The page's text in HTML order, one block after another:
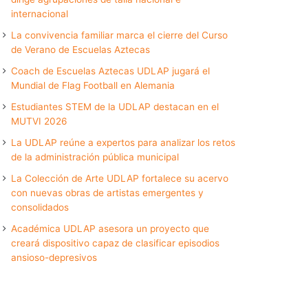
internacional
La convivencia familiar marca el cierre del Curso
de Verano de Escuelas Aztecas
Coach de Escuelas Aztecas UDLAP jugará el
Mundial de Flag Football en Alemania
Estudiantes STEM de la UDLAP destacan en el
MUTVI 2026
La UDLAP reúne a expertos para analizar los retos
de la administración pública municipal
La Colección de Arte UDLAP fortalece su acervo
con nuevas obras de artistas emergentes y
consolidados
Académica UDLAP asesora un proyecto que
creará dispositivo capaz de clasificar episodios
ansioso-depresivos